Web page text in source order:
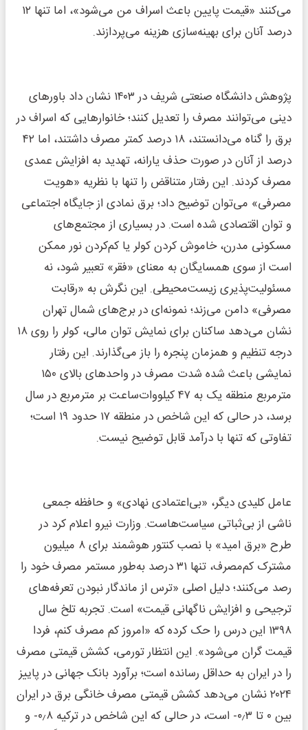
می‌کنند «قیمت پایین باعث اسراف من می‌شود»، اما تنها ۱۲
درصد آنان برای بهینه‌سازی هزینه می‌پردازند.
پژوهش دانشگاه صنعتی شریف در ۱۴۰۳ نشان داد باورهای
دینی می‌توانند مصرف را تعدیل کنند؛ خانوارهایی که اسراف در
برق را گناه می‌دانستند، ۱۸ درصد کمتر مصرف داشتند، اما ۴۲
درصد از آنان در صورت حذف یارانه، تهدید به افزایش عمدی
مصرف کردند. این رفتار متناقض را تنها با نظریه «هویت
مصرفی» می‌توان توضیح داد؛ برق نمادی از جایگاه اجتماعی
و توان اقتصادی شده است. در بسیاری از مجتمع‌های
مسکونی مدرن، خاموش کردن کولر یا کم‌کردن نور ممکن
است از سوی همسایگان به معنای «فقر» تعبیر شود، نه
مسئولیت‌پذیری زیست‌محیطی. این نگرش به «رقابت
مصرفی» دامن می‌زند؛ نمونه‌ای در برج‌های شمال تهران
نشان می‌دهد ساکنان برای نمایش توان مالی، کولر را روی ۱۸
درجه تنظیم و همزمان پنجره را باز می‌گذارند. این رفتار
نمایشی باعث شده شدت مصرف در واحدهای بالای ۱۵۰
مترمربع منطقه یک به ۴۷ کیلووات‌ساعت بر مترمربع در سال
برسد، در حالی که این شاخص در منطقه ۱۷ حدود ۱۹ است؛
تفاوتی که تنها با درآمد قابل توضیح نیست.
عامل کلیدی دیگر، «بی‌اعتمادی نهادی» و حافظه جمعی
ناشی از بی‌ثباتی سیاست‌هاست. وزارت نیرو اعلام کرد در
طرح «برق امید» با نصب کنتور هوشمند برای ۸ میلیون
مشترک کم‌مصرف، تنها ۳۱ درصد به‌طور مستمر مصرف خود را
رصد می‌کنند؛ دلیل اصلی «ترس از ماندگار نبودن تعرفه‌های
ترجیحی و افزایش ناگهانی قیمت» است. تجربه تلخ سال
۱۳۹۸ این درس را حک کرده که «امروز کم مصرف کنم، فردا
قیمت گران می‌شود». این انتظار تورمی، کشش قیمتی مصرف
را در ایران به حداقل رسانده است؛ برآورد بانک جهانی در پاییز
۲۰۲۴ نشان می‌دهد کشش قیمتی مصرف خانگی برق در ایران
بین ۰ تا ۰٫۳- است، در حالی که این شاخص در ترکیه ۰٫۸- و